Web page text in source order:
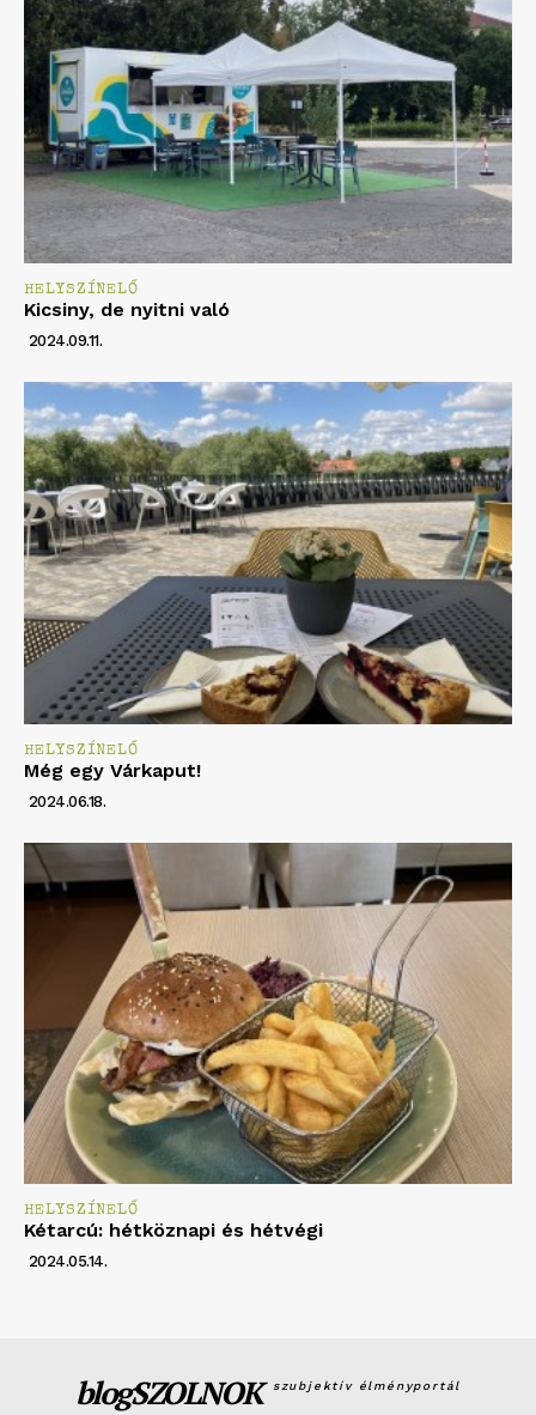
HELYSZÍNELŐ
Kicsiny, de nyitni való
2024.09.11.
HELYSZÍNELŐ
Még egy Várkaput!
2024.06.18.
HELYSZÍNELŐ
Kétarcú: hétköznapi és hétvégi
2024.05.14.
blogSZOLNOK szubjektív élményportál